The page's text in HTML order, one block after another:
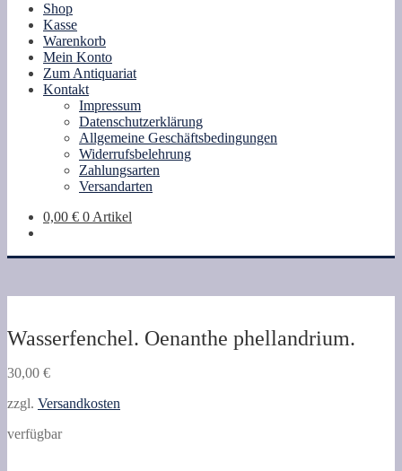
Shop
Kasse
Warenkorb
Mein Konto
Zum Antiquariat
Kontakt
Impressum
Datenschutzerklärung
Allgemeine Geschäftsbedingungen
Widerrufsbelehrung
Zahlungsarten
Versandarten
0,00 € 0 Artikel
Wasserfenchel. Oenanthe phellandrium.
30,00 €
zzgl. Versandkosten
verfügbar